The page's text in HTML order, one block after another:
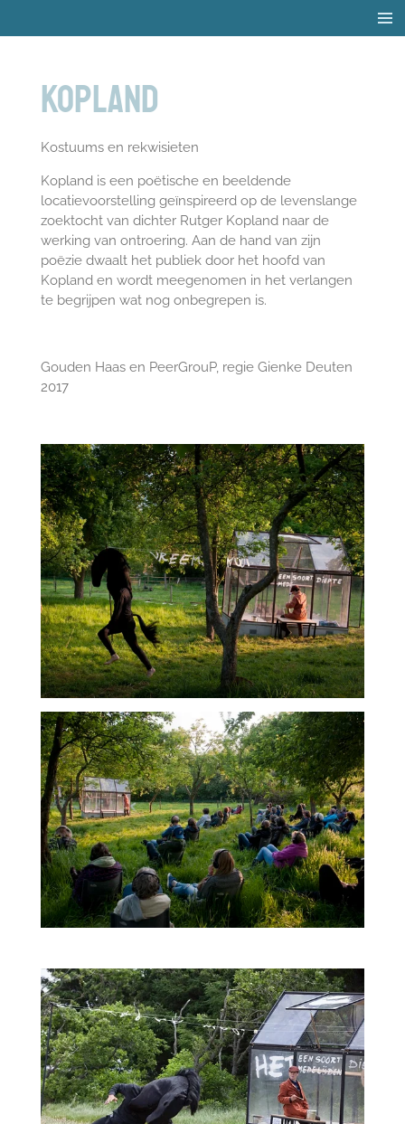
direct
hoofdinhoud
Kopland
Kostuums en rekwisieten
Kopland is een poëtische en beeldende
locatievoorstelling geïnspireerd op de levenslange
zoektocht van dichter Rutger Kopland naar de
werking van ontroering. Aan de hand van zijn
poëzie dwaalt het publiek door het hoofd van
Kopland en wordt meegenomen in het verlangen
te begrijpen wat nog onbegrepen is.
Gouden Haas en PeerGrouP, regie Gienke Deuten
2017